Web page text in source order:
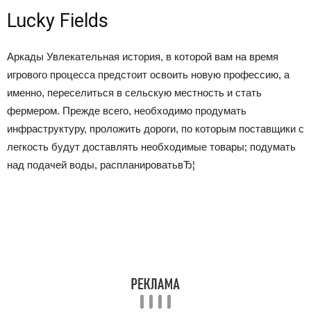
Lucky Fields
Аркады Увлекательная история, в которой вам на время
игрового процесса предстоит освоить новую профессию, а
именно, переселиться в сельскую местность и стать
фермером. Прежде всего, необходимо продумать
инфраструктуру, проложить дороги, по которым поставщики с
легкость будут доставлять необходимые товары; подумать
над подачей воды, распланироватьвЂ¦